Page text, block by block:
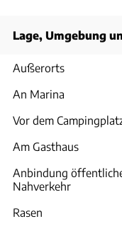
Lage, Umgebung
Außerorts
An Marina
Vor dem
Am Gasthaus
Anbindung
Nahverkehr
Rasen